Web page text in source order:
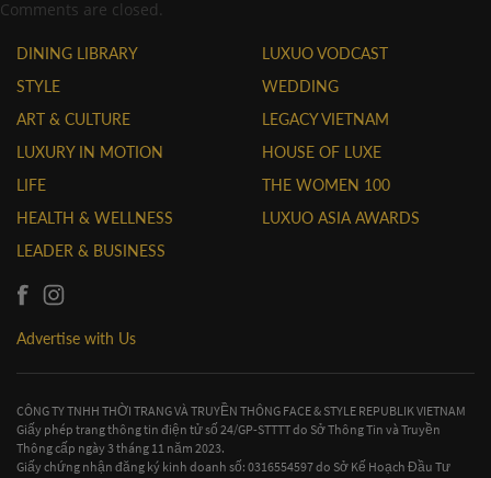
Comments are closed.
DINING LIBRARY
STYLE
ART & CULTURE
LUXURY IN MOTION
LIFE
HEALTH & WELLNESS
LEADER & BUSINESS
LUXUO VODCAST
WEDDING
LEGACY VIETNAM
HOUSE OF LUXE
THE WOMEN 100
LUXUO ASIA AWARDS
Advertise with Us
CÔNG TY TNHH THỜI TRANG VÀ TRUYỀN THÔNG FACE & STYLE REPUBLIK VIETNAM
Giấy phép trang thông tin điện tử số 24/GP-STTTT do Sở Thông Tin và Truyền
Thông cấp ngày 3 tháng 11 năm 2023.
Giấy chứng nhận đăng ký kinh doanh số: 0316554597 do Sở Kế Hoạch Đầu Tư